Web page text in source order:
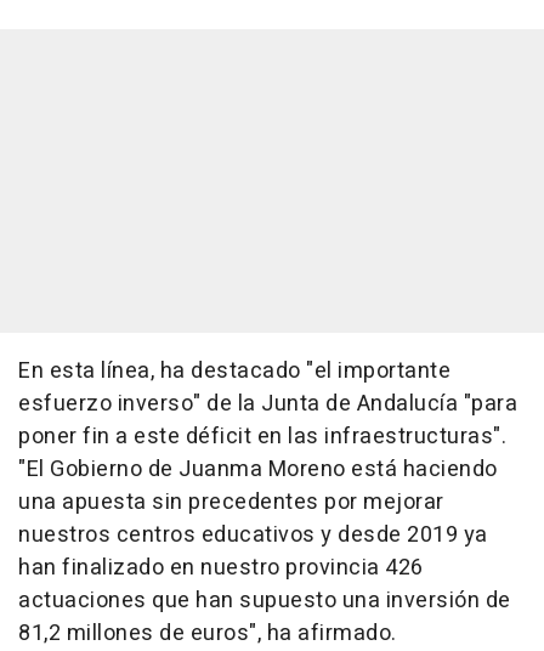
En esta línea, ha destacado "el importante
esfuerzo inverso" de la Junta de Andalucía "para
poner fin a este déficit en las infraestructuras".
"El Gobierno de Juanma Moreno está haciendo
una apuesta sin precedentes por mejorar
nuestros centros educativos y desde 2019 ya
han finalizado en nuestro provincia 426
actuaciones que han supuesto una inversión de
81,2 millones de euros", ha afirmado.